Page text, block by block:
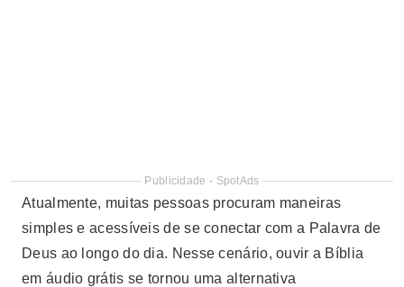
Publicidade - SpotAds
Atualmente, muitas pessoas procuram maneiras
simples e acessíveis de se conectar com a Palavra de
Deus ao longo do dia. Nesse cenário, ouvir a Bíblia
em áudio grátis se tornou uma alternativa